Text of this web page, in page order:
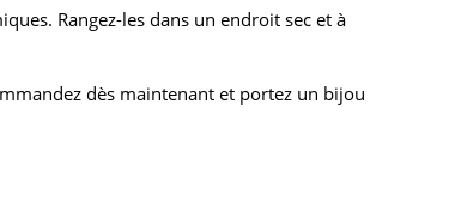
Rangez-les dans un endroit sec et à
dès maintenant et portez un bijou